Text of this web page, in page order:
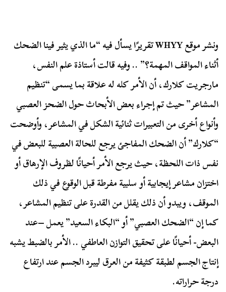
ونشر موقعWHYYتقريرًا يسأل فيه “ما الذي يثير فينا الضحك
أثناء المواقف المهمة؟” .. وفيه قالت أستاذة علم النفس،
مارجريت كلارك، أن الأمر كله له علاقة بما يسمى “تنظيم
المشاعر” حيث تم إجراء بعض الأبحاث حول الضحز العصبي
وأنواع أخرى من التعبيرات ثنائية الشكل في المشاعر، وأوضحت
“كلارك” أن الضحك المفاجئ يرجع للحالة العصبية للبعض في
نفس ذات اللحظة، حيث يرجع الأمر أحيانًا لظروف الإرهاق أو
اختزان مشاعر إيجابية أو سلبية مفرطة قبل الوقوع في ذلك
الموقف، ويبدو أن ذلك يقلل من القدرة على تنظيم المشاعر،
كما إن “الضحك العصبي” أو “البكاء السعيد” يعمل –عند
البعض- أحيانًا على تحقيق التوازن العاطفي .. الأمر بالضبط يشبه
إنتاج الجسم لطبقة كثيفة من العرق ليبرد الجسم عند ارتفاع
درجة حراراته.